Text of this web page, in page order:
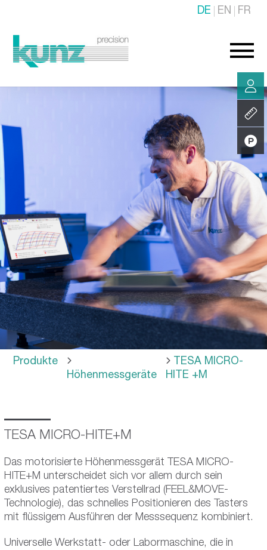
DE EN FR
Produkte
Höhenmessgeräte
TESA MICRO-
HITE +M
TESA MICRO-HITE+M
Das motorisierte Höhenmessgerät TESA MICRO-
HITE+M unterscheidet sich vor allem durch sein
exklusives patentiertes Verstellrad (FEEL&MOVE-
Technologie), das schnelles Positionieren des Tasters
mit flüssigem Ausführen der Messsequenz kombiniert.
Universelle Werkstatt- oder Labormaschine, die in